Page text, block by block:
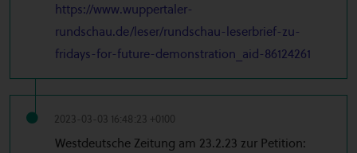
https://www.wuppertaler-
rundschau.de/leser/rundschau-leserbrief-zu-
fridays-for-future-demonstration_aid-86124261
2023-03-03 16:48:23 +0100
Westdeutsche Zeitung am 23.2.23 zur Petition: